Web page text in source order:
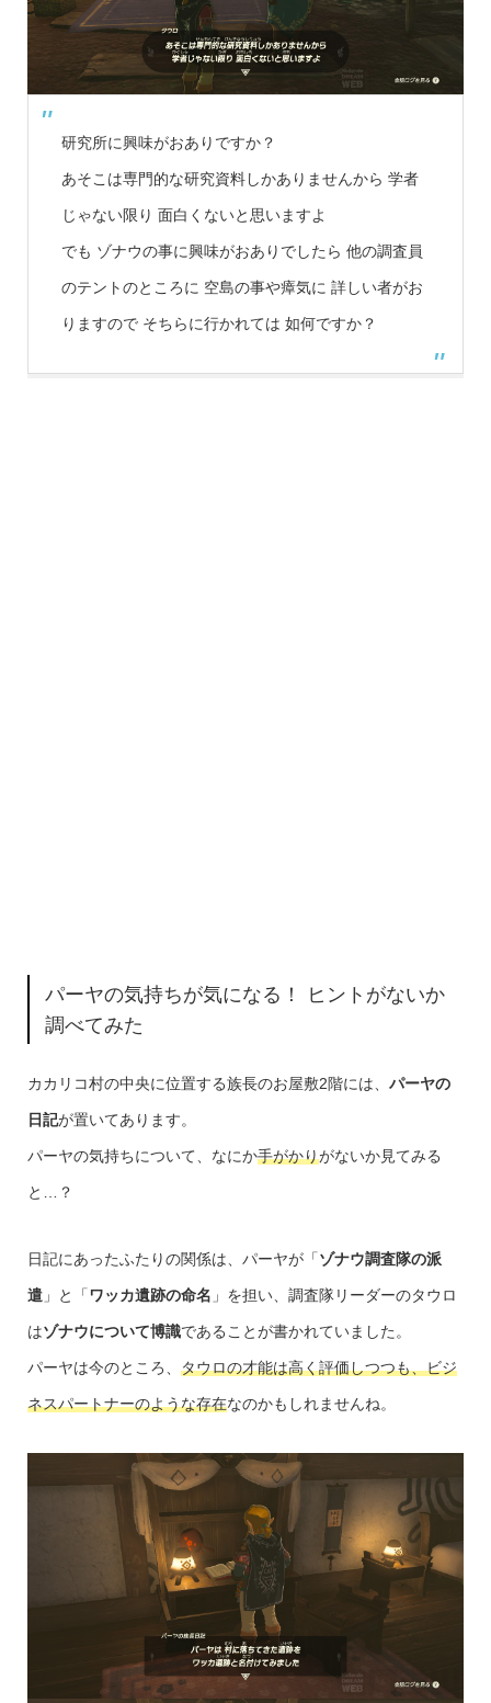
研究所に興味がおありですか？
あそこは専門的な研究資料しかありませんから 学者
じゃない限り 面白くないと思いますよ
でも ゾナウの事に興味がおありでしたら 他の調査員
のテントのところに 空島の事や瘴気に 詳しい者がお
りますので そちらに行かれては 如何ですか？
パーヤの気持ちが気になる！ ヒントがないか
調べてみた
カカリコ村の中央に位置する族長のお屋敷2階には、 パーヤの
日記が置いてあります。
パーヤの気持ちについて、なにか手がかりがないか見てみる
と…？
日記にあったふたりの関係は、パーヤが「ゾナウ調査隊の派
遣」と「 ワッカ遺跡の命名 」を担い、調査隊リーダーのタウロ
はゾナウについて博識であることが書かれていました。
パーヤは今のところ、 タウロの才能は高く評価しつつも、ビジ
ネスパートナーのような存在なのかもしれませんね。